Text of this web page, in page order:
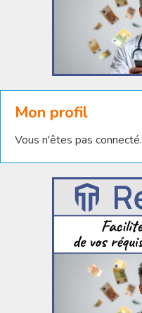
Mon profil
Vous n'êtes pas connecté.